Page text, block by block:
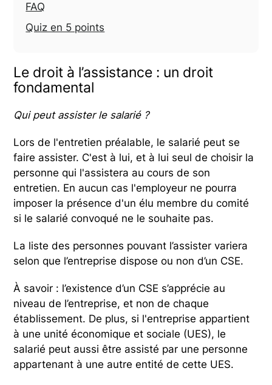
FAQ
Quiz en 5 points
Le droit à l’assistance : un droit
fondamental
Qui peut assister le salarié ?
Lors de l'entretien préalable, le salarié peut se
faire assister. C'est à lui, et à lui seul de choisir la
personne qui l'assistera au cours de son
entretien. En aucun cas l'employeur ne pourra
imposer la présence d'un élu membre du comité
si le salarié convoqué ne le souhaite pas.
La liste des personnes pouvant l’assister variera
selon que l’entreprise dispose ou non d’un CSE.
À savoir : l’existence d’un CSE s’apprécie au
niveau de l’entreprise, et non de chaque
établissement. De plus, si l'entreprise appartient
à une unité économique et sociale (UES), le
salarié peut aussi être assisté par une personne
appartenant à une autre entité de cette UES.